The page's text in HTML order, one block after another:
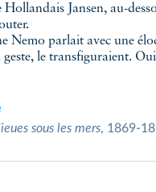
Jansen, au-
Nemo parlait avec une
geste, le transfiguraient.
sous les mers, 1869-